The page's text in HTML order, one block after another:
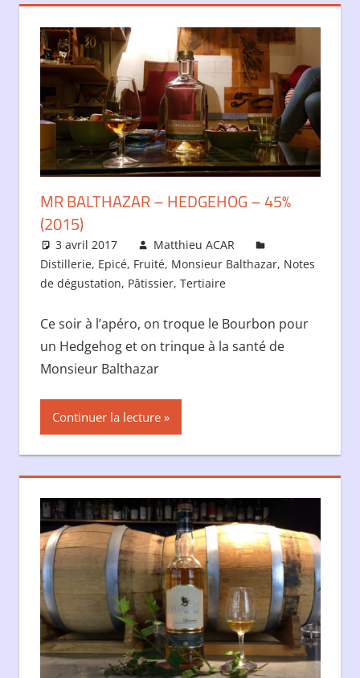
MR BALTHAZAR – HEDGEHOG – 45%
(2015)
3 avril 2017
Matthieu ACAR
Distillerie, Epicé, Fruité, Monsieur Balthazar, Notes
de dégustation, Pâtissier, Tertiaire
Ce soir à l’apéro, on troque le Bourbon pour
un Hedgehog et on trinque à la santé de
Monsieur Balthazar
Continuer la lecture